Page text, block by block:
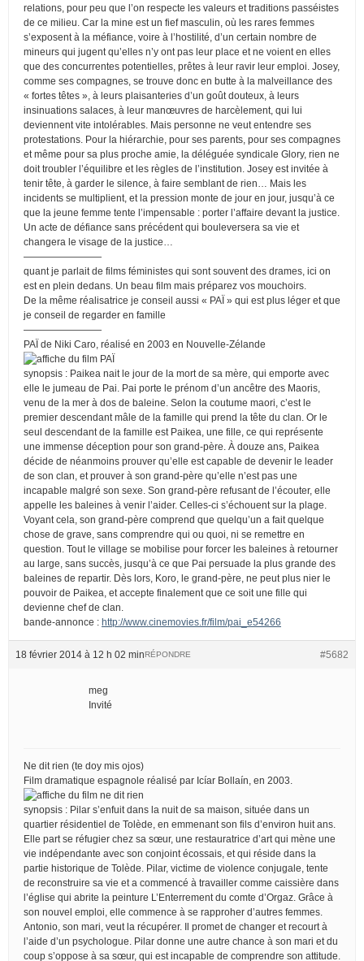
relations, pour peu que l’on respecte les valeurs et traditions passéistes
de ce milieu. Car la mine est un fief masculin, où les rares femmes
s’exposent à la méfiance, voire à l’hostilité, d’un certain nombre de
mineurs qui jugent qu’elles n’y ont pas leur place et ne voient en elles
que des concurrentes potentielles, prêtes à leur ravir leur emploi. Josey,
comme ses compagnes, se trouve donc en butte à la malveillance des
« fortes têtes », à leurs plaisanteries d’un goût douteux, à leurs
insinuations salaces, à leur manœuvres de harcèlement, qui lui
deviennent vite intolérables. Mais personne ne veut entendre ses
protestations. Pour la hiérarchie, pour ses parents, pour ses compagnes
et même pour sa plus proche amie, la déléguée syndicale Glory, rien ne
doit troubler l’équilibre et les règles de l’institution. Josey est invitée à
tenir tête, à garder le silence, à faire semblant de rien… Mais les
incidents se multiplient, et la pression monte de jour en jour, jusqu’à ce
que la jeune femme tente l’impensable : porter l’affaire devant la justice.
Un acte de défiance sans précédent qui bouleversera sa vie et
changera le visage de la justice…
————————
quant je parlait de films féministes qui sont souvent des drames, ici on
est en plein dedans. Un beau film mais préparez vos mouchoirs.
De la même réalisatrice je conseil aussi « PAÏ » qui est plus léger et que
je conseil de regarder en famille
————————
PAÏ de Niki Caro, réalisé en 2003 en Nouvelle-Zélande
synopsis : Paikea nait le jour de la mort de sa mère, qui emporte avec
elle le jumeau de Pai. Pai porte le prénom d’un ancêtre des Maoris,
venu de la mer à dos de baleine. Selon la coutume maori, c’est le
premier descendant mâle de la famille qui prend la tête du clan. Or le
seul descendant de la famille est Paikea, une fille, ce qui représente
une immense déception pour son grand-père. À douze ans, Paikea
décide de néanmoins prouver qu’elle est capable de devenir le leader
de son clan, et prouver à son grand-père qu’elle n’est pas une
incapable malgré son sexe. Son grand-père refusant de l’écouter, elle
appelle les baleines à venir l’aider. Celles-ci s’échouent sur la plage.
Voyant cela, son grand-père comprend que quelqu’un a fait quelque
chose de grave, sans comprendre qui ou quoi, ni se remettre en
question. Tout le village se mobilise pour forcer les baleines à retourner
au large, sans succès, jusqu’à ce que Pai persuade la plus grande des
baleines de repartir. Dès lors, Koro, le grand-père, ne peut plus nier le
pouvoir de Paikea, et accepte finalement que ce soit une fille qui
devienne chef de clan.
bande-annonce : http://www.cinemovies.fr/film/pai_e54266
18 février 2014 à 12 h 02 min #5682
RÉPONDRE
meg
Invité
Ne dit rien (te doy mis ojos)
Film dramatique espagnole réalisé par Icíar Bollaín, en 2003.
synopsis : Pilar s’enfuit dans la nuit de sa maison, située dans un
quartier résidentiel de Tolède, en emmenant son fils d’environ huit ans.
Elle part se réfugier chez sa sœur, une restauratrice d’art qui mène une
vie indépendante avec son conjoint écossais, et qui réside dans la
partie historique de Tolède. Pilar, victime de violence conjugale, tente
de reconstruire sa vie et a commencé à travailler comme caissière dans
l’église qui abrite la peinture L’Enterrement du comte d’Orgaz. Grâce à
son nouvel emploi, elle commence à se rapproher d’autres femmes.
Antonio, son mari, veut la récupérer. Il promet de changer et recourt à
l’aide d’un psychologue. Pilar donne une autre chance à son mari et du
coup s’oppose à sa sœur, qui est incapable de comprendre son attitude.